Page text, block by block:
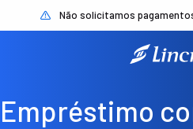
Não solicitamos
Empréstimo